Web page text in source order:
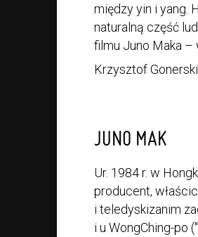
między yin i yang.
naturalną część
filmu Juno Maka –
Krzysztof Gonerski
JUNO MAK
Ur. 1984 r. w
producent,
i teledyskizanim
i u WongChing-po